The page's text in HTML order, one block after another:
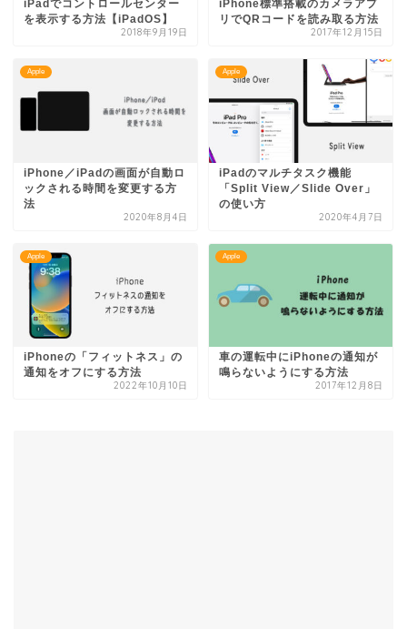
iPadでコントロールセンター
を表示する方法【iPadOS】
2018年9月19日
iPhone標準搭載のカメラアプ
リでQRコードを読み取る方法
2017年12月15日
Apple
iPhone／iPadの画面が自動ロ
ックされる時間を変更する方
法
2020年8月4日
Apple
iPadのマルチタスク機能
「Split View／Slide Over」
の使い方
2020年4月7日
Apple
iPhoneの「フィットネス」の
通知をオフにする方法
2022年10月10日
Apple
車の運転中にiPhoneの通知が
鳴らないようにする方法
2017年12月8日